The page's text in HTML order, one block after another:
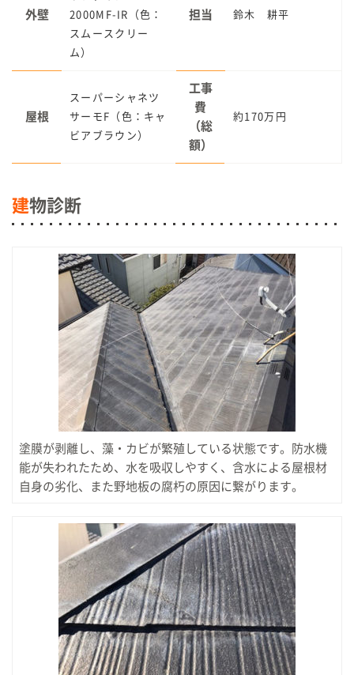
外壁
2000MF-IR（色：
スムースクリー
ム）
担当 鈴木 耕平
屋根
スーパーシャネツ
サーモF（色：キャ
ビアブラウン）
工事
費
（総
額）
約170万円
建物診断
塗膜が剥離し、藻・カビが繁殖している状態です。防水機
能が失われたため、水を吸収しやすく、含水による屋根材
自身の劣化、また野地板の腐朽の原因に繋がります。